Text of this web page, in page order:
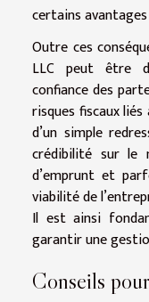
certains
Outre ces
LLC peut être
confiance des
risques fiscaux
d’un simple
crédibilité sur le
d’emprunt et
viabilité de
Il est ainsi
garantir une
Conseils